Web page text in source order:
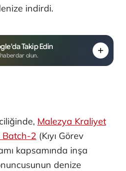
indirdi.
Takip Edin
olun.
Malezya Kraliyet
Batch-2 (Kıyı Görev
kapsamında inşa
denize